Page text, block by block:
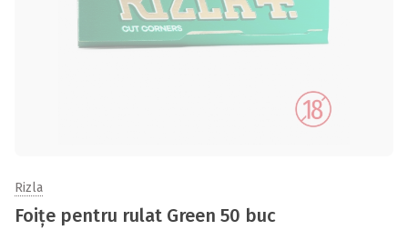
Rizla
Foițe pentru rulat Green 50 buc